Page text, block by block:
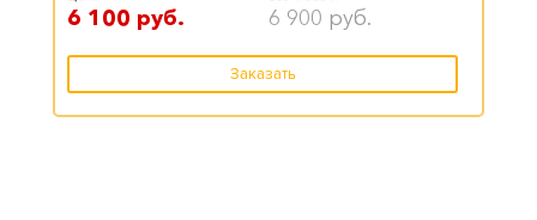
6 100 руб. 6 900 руб.
Заказать